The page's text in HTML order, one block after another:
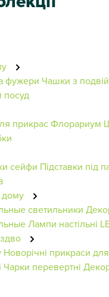
фужери Чашки з
посуд
прикрасФлорариум
сейфи Підставки під
дому
светильники
Лампи настільні
Новорічні прикраси
Чарки перевертні